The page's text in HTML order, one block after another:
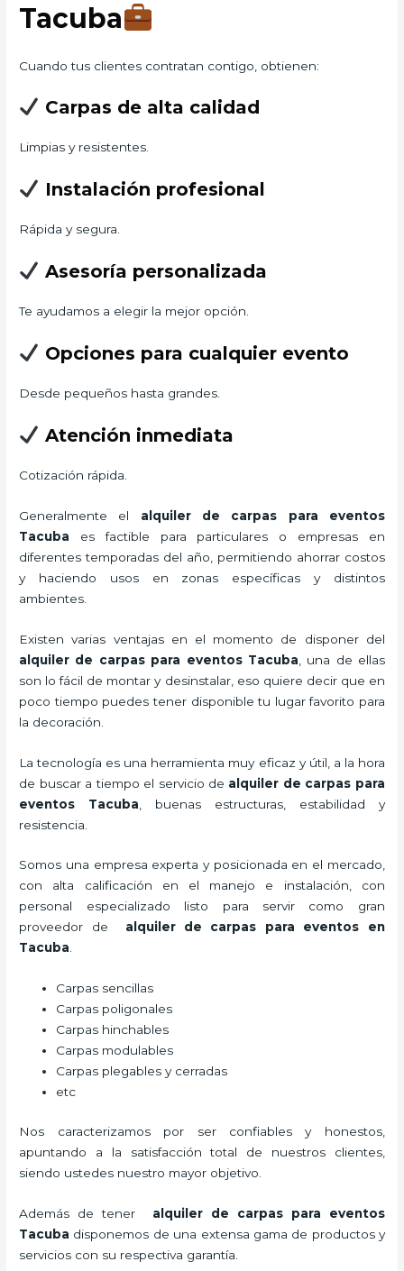
Tacuba
Cuando tus clientes contratan contigo, obtienen:
Carpas de alta calidad
Limpias y resistentes.
Instalación profesional
Rápida y segura.
Asesoría personalizada
Te ayudamos a elegir la mejor opción.
Opciones para cualquier evento
Desde pequeños hasta grandes.
Atención inmediata
Cotización rápida.
Generalmente el alquiler de carpas para eventos
Tacuba es factible para particulares o empresas en
diferentes temporadas del año, permitiendo ahorrar costos
y haciendo usos en zonas específicas y distintos
ambientes.
Existen varias ventajas en el momento de disponer del
alquiler de carpas para eventos Tacuba , una de ellas
son lo fácil de montar y desinstalar, eso quiere decir que en
poco tiempo puedes tener disponible tu lugar favorito para
la decoración.
La tecnología es una herramienta muy eficaz y útil, a la hora
de buscar a tiempo el servicio de alquiler de carpas para
eventos Tacuba , buenas estructuras, estabilidad y
resistencia.
Somos una empresa experta y posicionada en el mercado,
con alta calificación en el manejo e instalación, con
personal especializado listo para servir como gran
proveedor de alquiler de carpas para eventos en
Tacuba.
Carpas sencillas
Carpas poligonales
Carpas hinchables
Carpas modulables
Carpas plegables y cerradas
etc
Nos caracterizamos por ser confiables y honestos,
apuntando a la satisfacción total de nuestros clientes,
siendo ustedes nuestro mayor objetivo.
Además de tener alquiler de carpas para eventos
Tacuba disponemos de una extensa gama de productos y
servicios con su respectiva garantía.